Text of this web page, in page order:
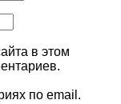
в этом
по email.